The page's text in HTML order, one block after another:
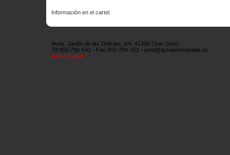
Información en el cartel.
Avda. Jardín de las Delicias, s/n. 41300 (San José)
Tlf:955-790-541 - Fax:955-794-152 - pmd@aytolarinconada.es
Aviso Legal